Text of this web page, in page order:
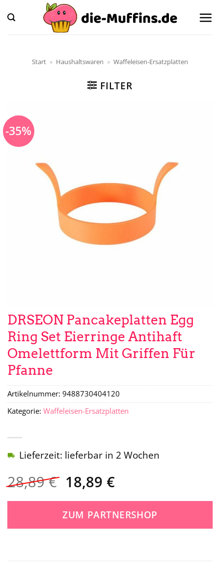
Inhalt
springen
Start » Haushaltswaren » Waffeleisen-Ersatzplatten
FILTER
-35%
DRSEON Pancakeplatten Egg
Ring Set Eierringe Antihaft
Omelettform Mit Griffen Für
Pfanne
28,89€ Ursprünglicher
Preis
war:
28,89 €
18,89 €Aktueller
ist:
18,89 €.
Lieferzeit: lieferbar in 2 Wochen
ZUM PARTNERSHOP
Artikelnummer: 9488730404120
Kategorie: Waffeleisen-Ersatzplatten